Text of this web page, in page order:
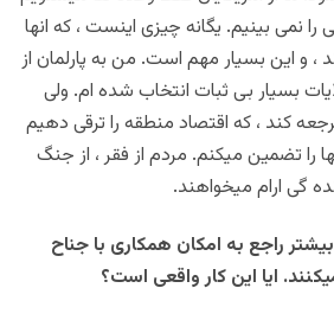
را نمی بینیم. یگانه چیزی اینست ، که انها
، و این بسیار مهم است. من به پارلمان از
بسیار بی ثبات انتخاب شده ام. ولی
کند ، که اقتصاد منطقه را ترقی دهیم
را تضمین میکنم. مردم از فقر ، از جنگ
گی ارام میخواهند.
راجع به امکان همکاری با جناح
ایا این کار واقعی است؟